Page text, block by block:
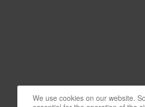
We use cookies on our website.